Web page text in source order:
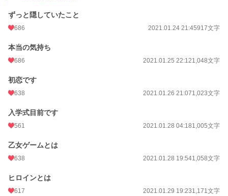
ずっと隠していたこと
686 2021.01.24 21:45917文字
本当の気持ち
686 2021.01.25 22:121,048文字
初恋です
638 2021.01.26 21:071,023文字
入学式目前です
561 2021.01.28 04:181,005文字
乙女ゲームとは
638 2021.01.28 19:541,058文字
ヒロインとは
617 2021.01.29 19:231,171文字